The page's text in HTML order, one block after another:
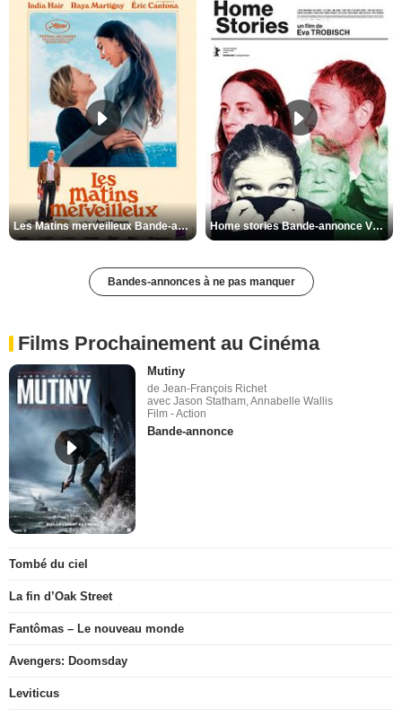
Les Matins merveilleux Bande-annonce VF Home stories Bande-annonce VO STFR
Bandes-annonces à ne pas manquer
Films Prochainement au Cinéma
Mutiny
de Jean-François Richet
avec Jason Statham, Annabelle Wallis
Film - Action
Bande-annonce
Tombé du ciel
La fin d’Oak Street
Fantômas – Le nouveau monde
Avengers: Doomsday
Leviticus